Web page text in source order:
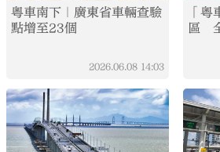
粵車南下｜廣東省車輛查驗
點增至23個
2026.06.08 14:03
「
區